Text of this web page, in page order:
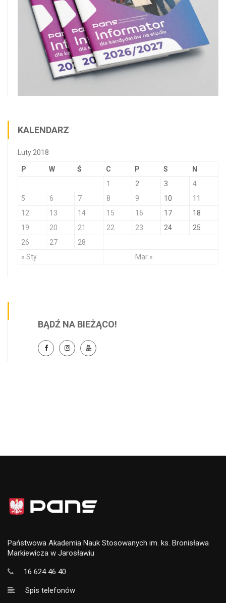
KALENDARZ
Luty 2018
P W Ś C P S N
« Sty Mar »
1 2 3
4
5
6 7 8 9 10
11
12
13 14 15 16 17
18
19
20 21 22 23 24
25
26
27 28
BĄDŹ NA BIEŻĄCO!
Państwowa Akademia Nauk Stosowanych im. ks. Bronisława
Markiewicza w Jarosławiu
16 624 46 40
Spis telefonów